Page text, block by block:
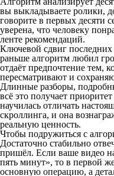
вы выкладываете ролики,
говорите в первых десяти
уверена, что человеку
ленте рекомендаций.
Ключевой сдвиг
раньше алгоритм любил
отдаёт предпочтение тем,
пересматривают и
Длинные разборы,
всё это получает
научилась отличать
скроллинга, и она
реальную ценность.
Чтобы подружиться с
Достаточно стабильно
пришёл. Если ваше видео
пять минут», то в первой
основную операцию, а